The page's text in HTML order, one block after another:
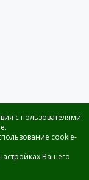
транслируем
сервисов
с пользователями
cookie-
Вашего